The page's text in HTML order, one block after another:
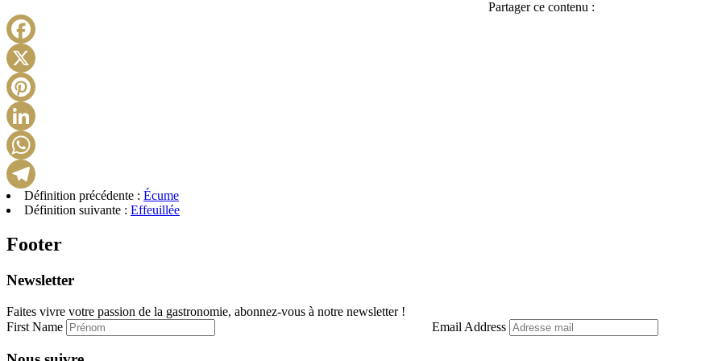
Partager ce contenu :
Définition précédente : Écume
Définition suivante : Effeuillée
Footer
Newsletter
Faites vivre votre passion de la gastronomie, abonnez-vous à notre newsletter !
First Name
Email Address